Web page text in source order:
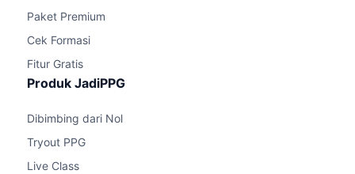
Paket Premium
Cek Formasi
Fitur Gratis
Produk JadiPPG
Dibimbing dari Nol
Tryout PPG
Live Class